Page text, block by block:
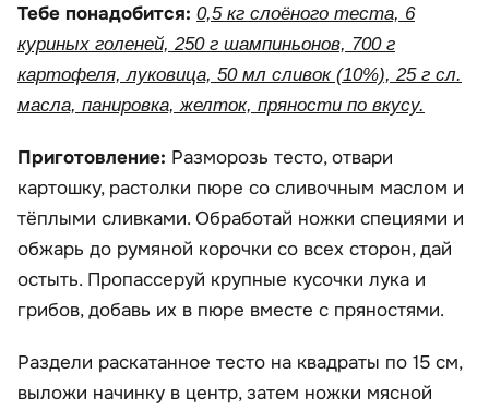
Тебе понадобится: 0,5 кг слоёного теста, 6
куриных голеней, 250 г шампиньонов, 700 г
картофеля, луковица, 50 мл сливок (10%), 25 г сл.
масла, панировка, желток, пряности по вкусу.
Приготовление: Разморозь тесто, отвари
картошку, растолки пюре со сливочным маслом и
тёплыми сливками. Обработай ножки специями и
обжарь до румяной корочки со всех сторон, дай
остыть. Пропассеруй крупные кусочки лука и
грибов, добавь их в пюре вместе с пряностями.
Раздели раскатанное тесто на квадраты по 15 см,
выложи начинку в центр, затем ножки мясной